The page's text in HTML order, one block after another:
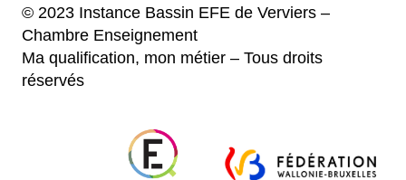
© 2023 Instance Bassin EFE de Verviers –
Chambre Enseignement
Ma qualification, mon métier – Tous droits
réservés